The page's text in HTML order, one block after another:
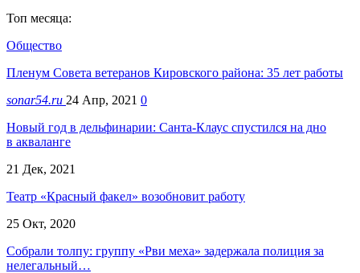
Топ месяца:
Общество
Пленум Совета ветеранов Кировского района: 35 лет работы
sonar54.ru 24 Апр, 2021 0
Новый год в дельфинарии: Санта-Клаус спустился на дно
в акваланге
21 Дек, 2021
Театр «Красный факел» возобновит работу
25 Окт, 2020
Собрали толпу: группу «Рви меха» задержала полиция за
нелегальный…